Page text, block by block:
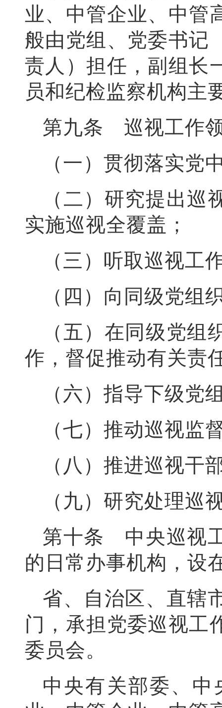
业、中管企业、中管
般由党组、党委书记
责人）担任，副组长
员和纪检监察机构主
第九条 巡视工作
（一）贯彻落实党
（二）研究提出
实施巡视全覆盖；
（三）听取巡视工
（四）向同级党组
（五）在同级党
作，督促推动有关责
（六）指导下级党
（七）推动巡视监
（八）推进巡视干
（九）研究处理巡
第十条 中央巡视
的日常办事机构，设
省、自治区、直辖
门，承担党委巡视工
委员会。
中央有关部委、